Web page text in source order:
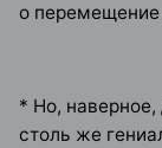
о перемещение
* Но,
столь же